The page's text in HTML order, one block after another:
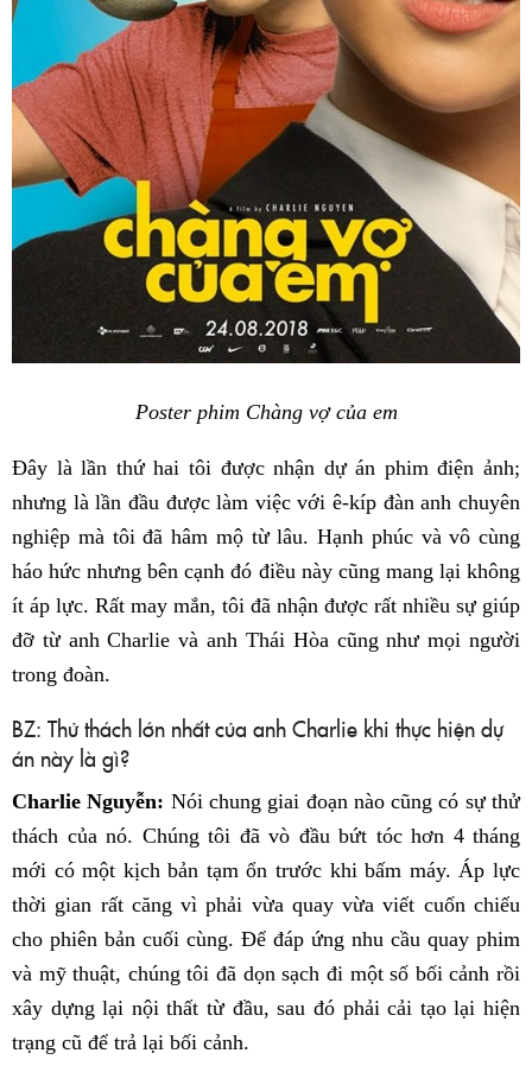
Poster phim Chàng vợ của em
Đây là lần thứ hai tôi được nhận dự án phim điện ảnh;
nhưng là lần đầu được làm việc với ê-kíp đàn anh chuyên
nghiệp mà tôi đã hâm mộ từ lâu. Hạnh phúc và vô cùng
háo hức nhưng bên cạnh đó điều này cũng mang lại không
ít áp lực. Rất may mắn, tôi đã nhận được rất nhiều sự giúp
đỡ từ anh Charlie và anh Thái Hòa cũng như mọi người
trong đoàn.
BZ: Thử thách lớn nhất của anh Charlie khi thực hiện dự
án này là gì?
Charlie Nguyễn: Nói chung giai đoạn nào cũng có sự thử
thách của nó. Chúng tôi đã vò đầu bứt tóc hơn 4 tháng
mới có một kịch bản tạm ổn trước khi bấm máy. Áp lực
thời gian rất căng vì phải vừa quay vừa viết cuốn chiếu
cho phiên bản cuối cùng. Để đáp ứng nhu cầu quay phim
và mỹ thuật, chúng tôi đã dọn sạch đi một số bối cảnh rồi
xây dựng lại nội thất từ đầu, sau đó phải cải tạo lại hiện
trạng cũ để trả lại bối cảnh.